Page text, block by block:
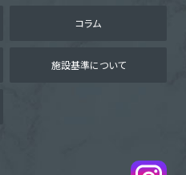
コラム
施設基準について